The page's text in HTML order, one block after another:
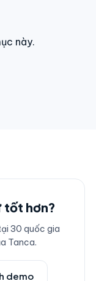
này.
tốt hơn?
30 quốc gia
Tanca.
demo